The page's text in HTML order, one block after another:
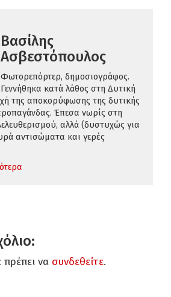
Βασίλης
Ασβεστόπουλος
Φωτορεπόρτερ, δημοσιογράφος.
Γεννήθηκα κατά λάθος στη Δυτική
της αποκορύφωσης της δυτικής
Έπεσα νωρίς στη
αλλά (δυστυχώς για
αντισώματα και γερές
πρέπει να συνδεθείτε.